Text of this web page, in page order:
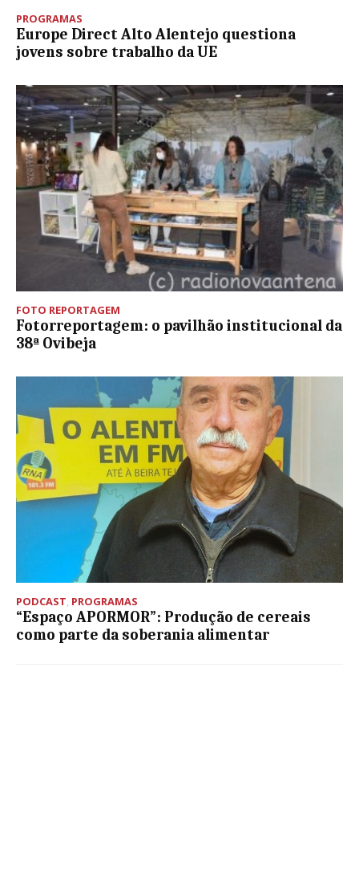
PROGRAMAS
Europe Direct Alto Alentejo questiona
jovens sobre trabalho da UE
FOTO REPORTAGEM
Fotorreportagem: o pavilhão institucional da
38ª Ovibeja
PODCAST, PROGRAMAS
“Espaço APORMOR”: Produção de cereais
como parte da soberania alimentar